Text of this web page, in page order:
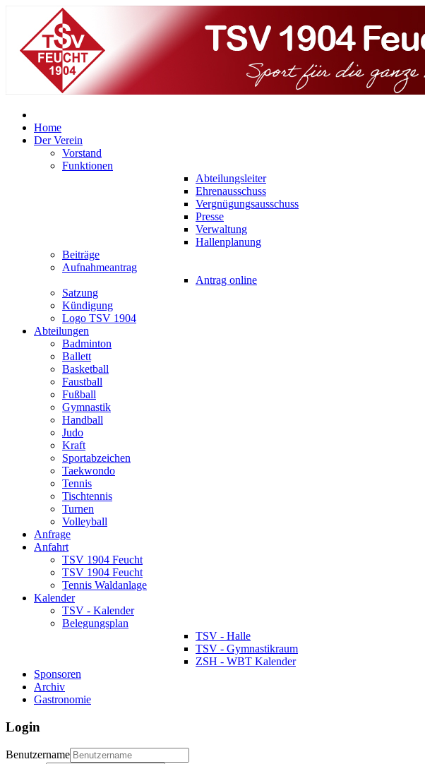
Home
Der Verein
Vorstand
Funktionen
Abteilungsleiter
Ehrenausschuss
Vergnügungsausschuss
Presse
Verwaltung
Hallenplanung
Beiträge
Aufnahmeantrag
Antrag online
Satzung
Kündigung
Logo TSV 1904
Abteilungen
Badminton
Ballett
Basketball
Faustball
Fußball
Gymnastik
Handball
Judo
Kraft
Sportabzeichen
Taekwondo
Tennis
Tischtennis
Turnen
Volleyball
Anfrage
Anfahrt
TSV 1904 Feucht
TSV 1904 Feucht
Tennis Waldanlage
Kalender
TSV - Kalender
Belegungsplan
TSV - Halle
TSV - Gymnastikraum
ZSH - WBT Kalender
Sponsoren
Archiv
Gastronomie
Login
Benutzername